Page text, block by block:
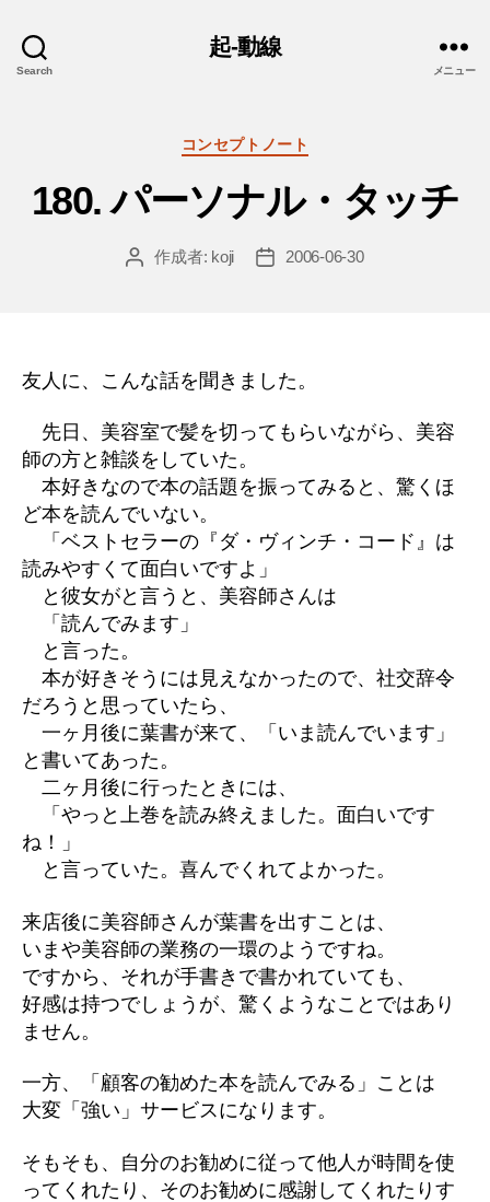
Search
起-動線
メニュー
カ
ゴ
リ
コンセプトノート
180. パーソナル・タッチ
投
作成者: koji
投
2006-06-30
友人に、こんな話を聞きました。
先日、美容室で髪を切ってもらいながら、美容
師の方と雑談をしていた。
本好きなので本の話題を振ってみると、驚くほ
ど本を読んでいない。
「ベストセラーの『ダ・ヴィンチ・コード』は
読みやすくて面白いですよ」
と彼女がと言うと、美容師さんは
「読んでみます」
と言った。
本が好きそうには見えなかったので、社交辞令
だろうと思っていたら、
一ヶ月後に葉書が来て、「いま読んでいます」
と書いてあった。
二ヶ月後に行ったときには、
「やっと上巻を読み終えました。面白いです
ね！」
と言っていた。喜んでくれてよかった。
来店後に美容師さんが葉書を出すことは、
いまや美容師の業務の一環のようですね。
ですから、それが手書きで書かれていても、
好感は持つでしょうが、驚くようなことではあり
ません。
一方、「顧客の勧めた本を読んでみる」ことは
大変「強い」サービスになります。
そもそも、自分のお勧めに従って他人が時間を使
ってくれたり、そのお勧めに感謝してくれたりす